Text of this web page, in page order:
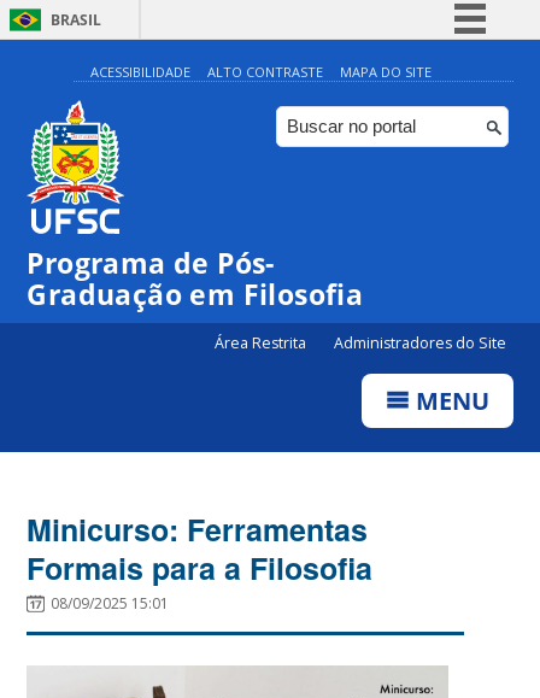
BRASIL
Simplifique!
Comunica BR
Participe
ACESSIBILIDADE ALTO CONTRASTE MAPA DO SITE
Programa de Pós-
Graduação em Filosofia
Área Restrita Administradores do Site
MENU
Minicurso: Ferramentas
Formais para a Filosofia
08/09/2025 15:01